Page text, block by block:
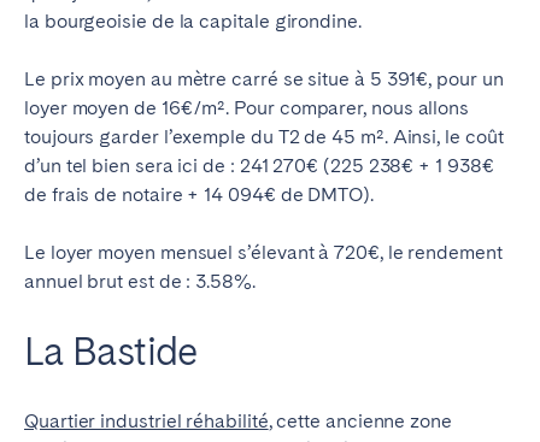
la bourgeoisie de la capitale girondine.
Le prix moyen au mètre carré se situe à 5 391€, pour un
loyer moyen de 16€/m². Pour comparer, nous allons
toujours garder l’exemple du T2 de 45 m². Ainsi, le coût
d’un tel bien sera ici de : 241 270€ (225 238€ + 1 938€
de frais de notaire + 14 094€ de DMTO).
Le loyer moyen mensuel s’élevant à 720€, le rendement
annuel brut est de : 3.58%.
La Bastide
Quartier industriel réhabilité, cette ancienne zone